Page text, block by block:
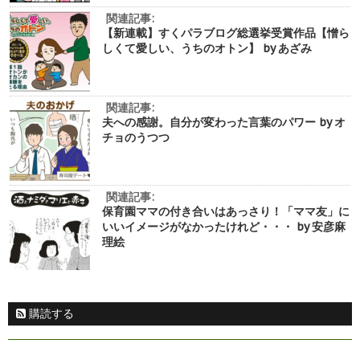
関連記事:
【新連載】すくパラブログ総選挙受賞作品【憎ら
しくて愛しい、うちのオトン】 by あざみ
関連記事:
夫への感謝。自分が変わった言葉のパワー by オ
チョのうつつ
関連記事:
保育園ママの付き合いはあっさり！「ママ友」に
いいイメージがなかったけれど・・・ by 安彦麻
理絵
購読する